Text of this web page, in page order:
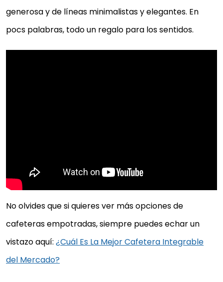
generosa y de líneas minimalistas y elegantes. En
pocs palabras, todo un regalo para los sentidos.
No olvides que si quieres ver más opciones de
cafeteras empotradas, siempre puedes echar un
vistazo aquí: ¿Cuál Es La Mejor Cafetera Integrable
del Mercado?